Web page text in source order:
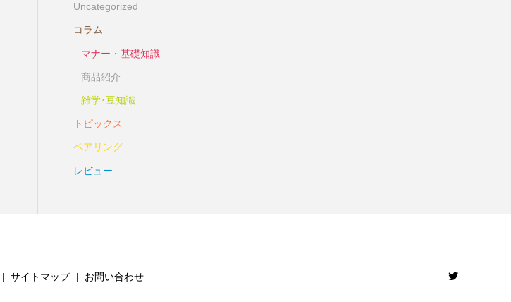
Uncategorized
コラム
マナー・基礎知識
商品紹介
雑学･豆知識
トピックス
ペアリング
レビュー
サイトマップ お問い合わせ